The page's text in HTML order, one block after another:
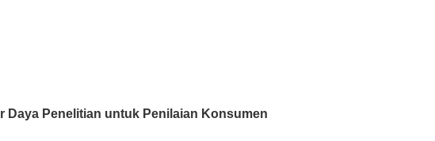
Daya Penelitian untuk Penilaian Konsumen